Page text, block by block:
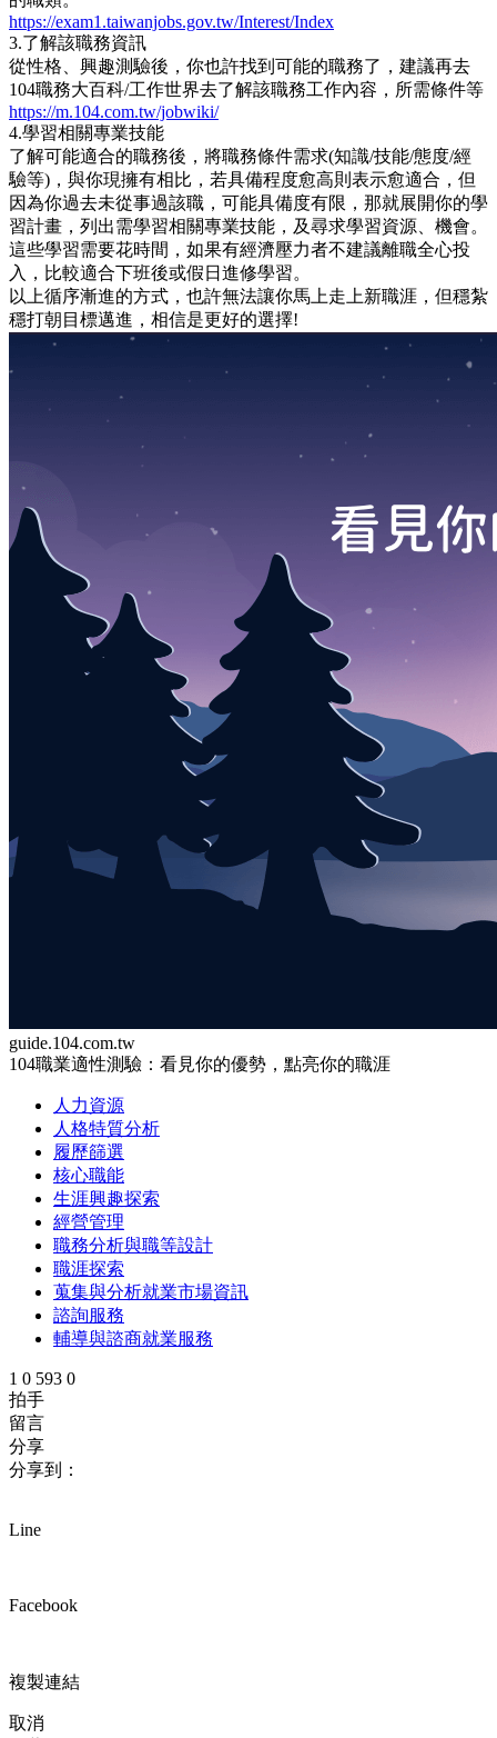
https://exam1.taiwanjobs.gov.tw/Interest/Index
3.了解該職務資訊
從性格、興趣測驗後，你也許找到可能的職務了，建議再去
104職務大百科/工作世界去了解該職務工作內容，所需條件等
https://m.104.com.tw/jobwiki/
4.學習相關專業技能
了解可能適合的職務後，將職務條件需求(知識/技能/態度/經
驗等)，與你現擁有相比，若具備程度愈高則表示愈適合，但
因為你過去未從事過該職，可能具備度有限，那就展開你的學
習計畫，列出需學習相關專業技能，及尋求學習資源、機會。
這些學習需要花時間，如果有經濟壓力者不建議離職全心投
入，比較適合下班後或假日進修學習。
以上循序漸進的方式，也許無法讓你馬上走上新職涯，但穩紮
穩打朝目標邁進，相信是更好的選擇!
guide.104.com.tw
104職業適性測驗：看見你的優勢，點亮你的職涯
人力資源
人格特質分析
履歷篩選
核心職能
生涯興趣探索
經營管理
職務分析與職等設計
職涯探索
蒐集與分析就業市場資訊
諮詢服務
輔導與諮商就業服務
1 0 593 0
拍手
留言
分享
分享到：
Line
Facebook
複製連結
取消